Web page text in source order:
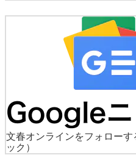
文春オンラインをフォローす
ック）